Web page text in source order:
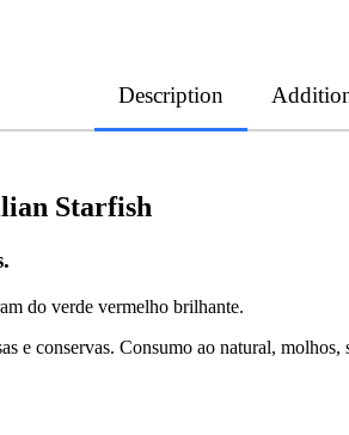
Description
Starfish
do verde vermelho brilhante.
e conservas. Consumo ao natural, molhos,